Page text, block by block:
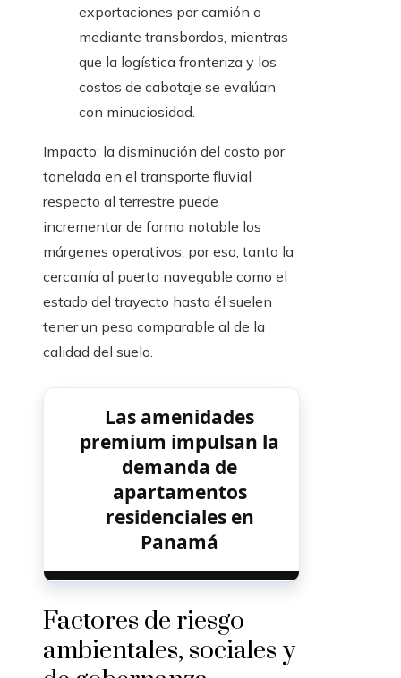
exportaciones por camión o
mediante transbordos, mientras
que la logística fronteriza y los
costos de cabotaje se evalúan
con minuciosidad.
Impacto: la disminución del costo por
tonelada en el transporte fluvial
respecto al terrestre puede
incrementar de forma notable los
márgenes operativos; por eso, tanto la
cercanía al puerto navegable como el
estado del trayecto hasta él suelen
tener un peso comparable al de la
calidad del suelo.
Las amenidades
premium impulsan la
demanda de
apartamentos
residenciales en
Panamá
Factores de riesgo
ambientales, sociales y